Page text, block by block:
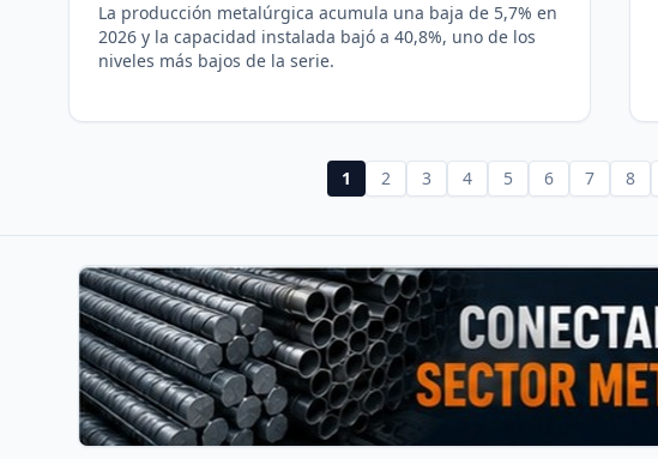
La producción metalúrgica acumula una baja de 5,7% en
2026 y la capacidad instalada bajó a 40,8%, uno de los
niveles más bajos de la serie.
1 2 3 4 5 6 7 8